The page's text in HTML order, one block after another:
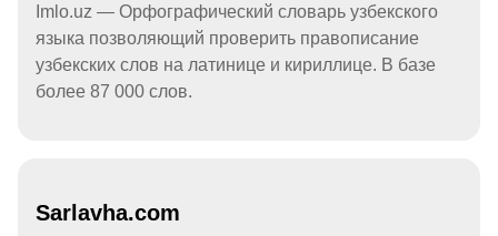
Imlo.uz — Орфографический словарь узбекского
языка позволяющий проверить правописание
узбекских слов на латинице и кириллице. В базе
более 87 000 слов.
Sarlavha.com